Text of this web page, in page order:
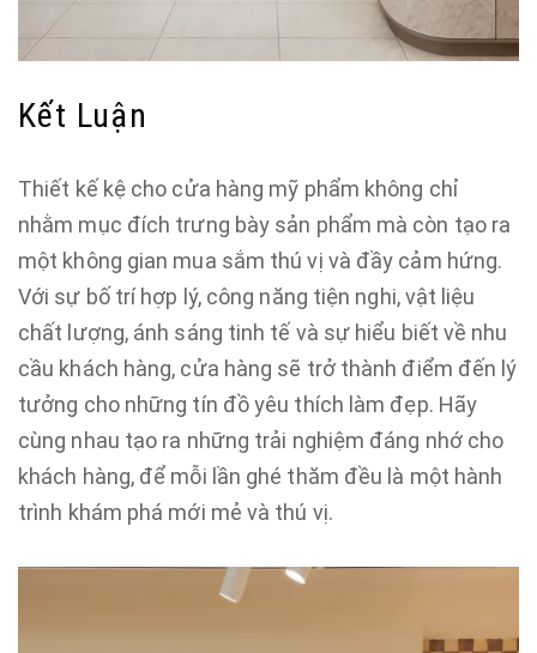
Kết Luận
Thiết kế kệ cho cửa hàng mỹ phẩm không chỉ
nhằm mục đích trưng bày sản phẩm mà còn tạo ra
một không gian mua sắm thú vị và đầy cảm hứng.
Với sự bố trí hợp lý, công năng tiện nghi, vật liệu
chất lượng, ánh sáng tinh tế và sự hiểu biết về nhu
cầu khách hàng, cửa hàng sẽ trở thành điểm đến lý
tưởng cho những tín đồ yêu thích làm đẹp. Hãy
cùng nhau tạo ra những trải nghiệm đáng nhớ cho
khách hàng, để mỗi lần ghé thăm đều là một hành
trình khám phá mới mẻ và thú vị.